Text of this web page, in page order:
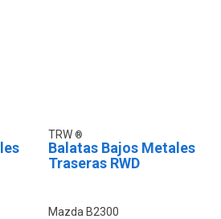
TRW
Balatas Bajos Metales
Traseras RWD
Mazda B2300